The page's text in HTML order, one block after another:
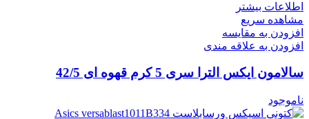
اطلاعات بیشتر
مشاهده سریع
افزودن به مقایسه
افزودن به علاقه مندی
سالامون ایکس الترا سری 5 کرم قهوه ای 42/5
ناموجود